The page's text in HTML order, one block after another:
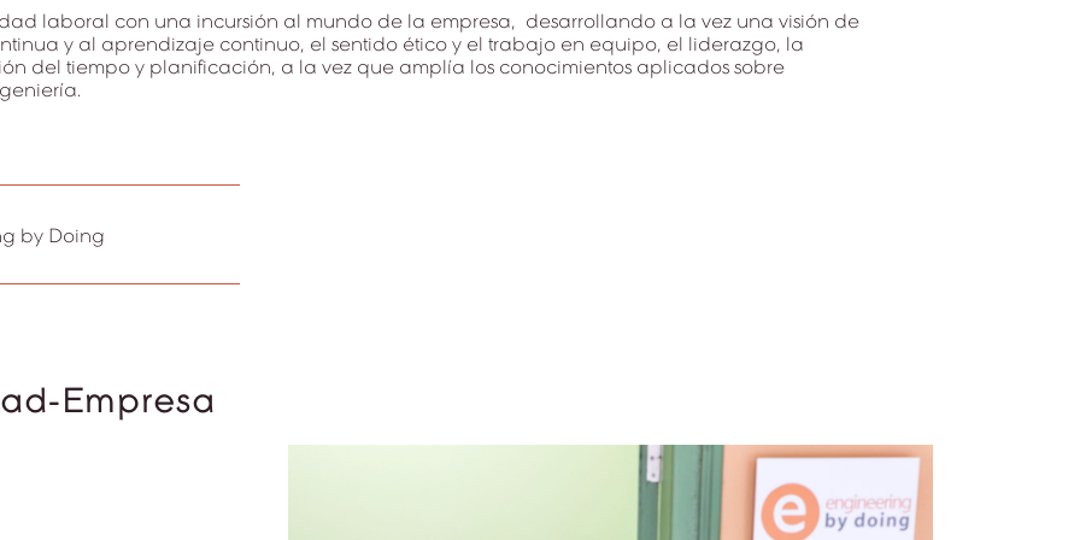
laboral con una incursión al mundo de la empresa, desarrollando a la vez una visión de
y al aprendizaje continuo, el sentido ético y el trabajo en equipo, el liderazgo, la
del tiempo y planificación, a la vez que amplía los conocimientos aplicados sobre
by Doing
Empresa